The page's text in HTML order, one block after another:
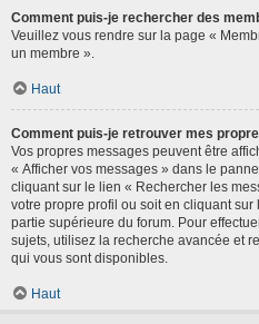
Comment puis-je rechercher des
Veuillez vous rendre sur la page «
un membre ».
Haut
Comment puis-je retrouver mes
Vos propres messages peuvent être
« Afficher vos messages » dans le
cliquant sur le lien « Rechercher les
votre propre profil ou soit en cliquant
partie supérieure du forum. Pour
sujets, utilisez la recherche avancée et
qui vous sont disponibles.
Haut